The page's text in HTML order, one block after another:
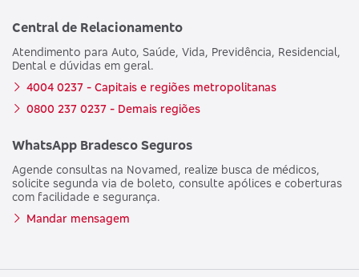
Central de Relacionamento
Atendimento para Auto, Saúde, Vida, Previdência, Residencial,
Dental e dúvidas em geral.
4004 0237 - Capitais e regiões metropolitanas
0800 237 0237 - Demais regiões
WhatsApp Bradesco Seguros
Agende consultas na Novamed, realize busca de médicos,
solicite segunda via de boleto, consulte apólices e coberturas
com facilidade e segurança.
Mandar mensagem